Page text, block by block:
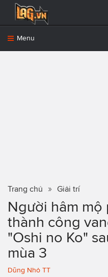
Menu
Trang chủ Giải trí
Người hâm
thành công
"Oshi no Ko"
mùa 3
Dũng Nhỏ TT